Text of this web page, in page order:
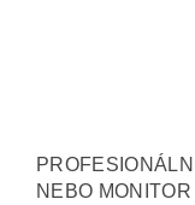
NEBO